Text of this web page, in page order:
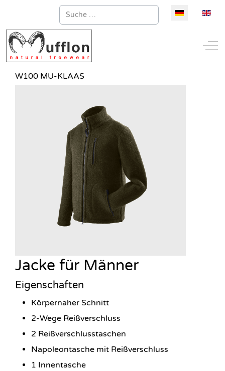
Suchen Sprache
W100 MU-KLAAS
Jacke für Männer
Eigenschaften
Körpernaher Schnitt
2-Wege Reißverschluss
2 Reißverschlusstaschen
Napoleontasche mit Reißverschluss
1 Innentasche